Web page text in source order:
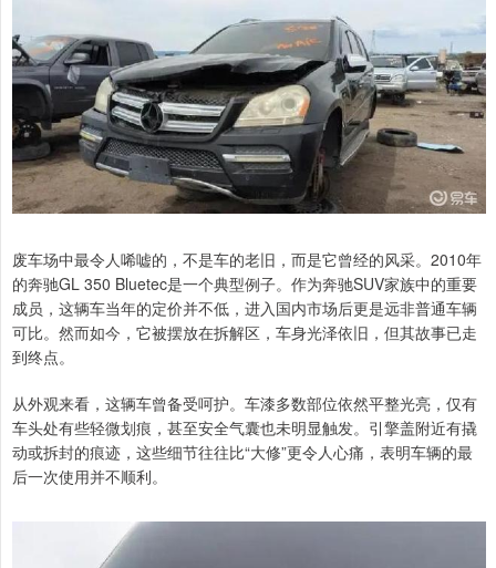
废车场中最令人唏嘘的，不是车的老旧，而是它曾经的风采。2010年
的奔驰GL 350 Bluetec是一个典型例子。作为奔驰SUV家族中的重要
成员，这辆车当年的定价并不低，进入国内市场后更是远非普通车辆
可比。然而如今，它被摆放在拆解区，车身光泽依旧，但其故事已走
到终点。
从外观来看，这辆车曾备受呵护。车漆多数部位依然平整光亮，仅有
车头处有些轻微划痕，甚至安全气囊也未明显触发。引擎盖附近有撬
动或拆封的痕迹，这些细节往往比“大修”更令人心痛，表明车辆的最
后一次使用并不顺利。